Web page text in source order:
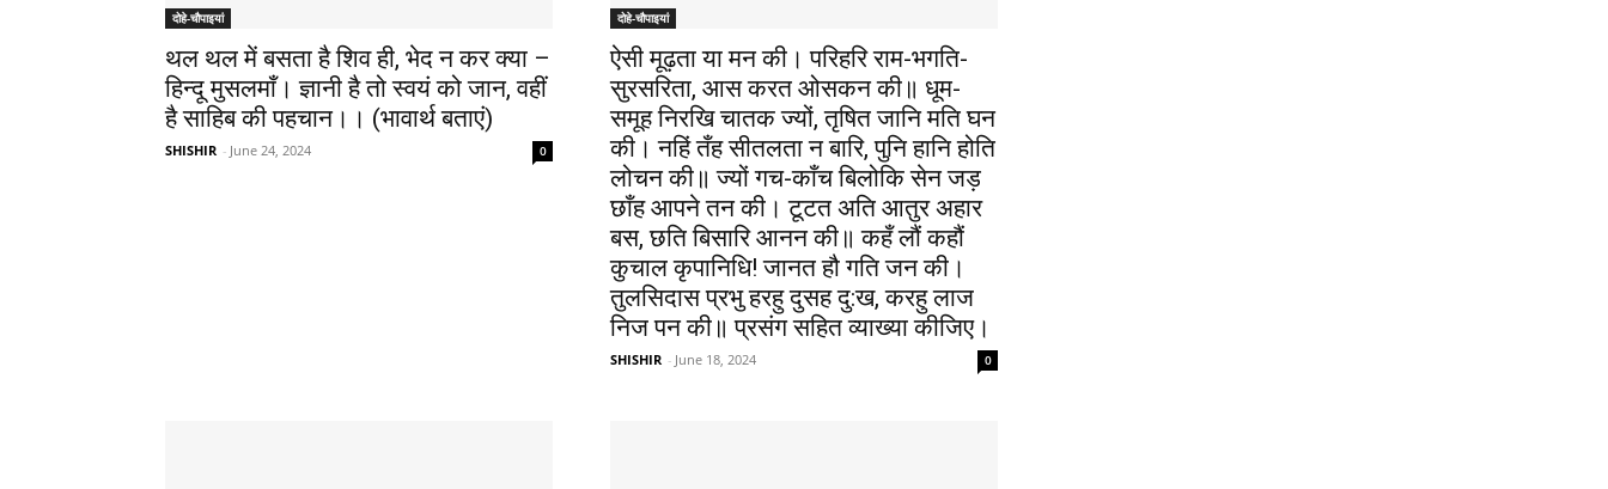
दोहे-चौपाइयां
थल थल में बसता है शिव ही, भेद न कर क्या –
हिन्दू मुसलमाँ। ज्ञानी है तो स्वयं को जान, वहीं
है साहिब की पहचान।। (भावार्थ बताएं)
SHISHIR - June 24, 2024 0
दोहे-चौपाइयां
ऐसी मूढ़ता या मन की। परिहरि राम-भगति-
सुरसरिता, आस करत ओसकन की॥ धूम-
समूह निरखि चातक ज्यों, तृषित जानि मति घन
की। नहिं तँह सीतलता न बारि, पुनि हानि होति
लोचन की॥ ज्यों गच-काँच बिलोकि सेन जड़
छाँह आपने तन की। टूटत अति आतुर अहार
बस, छति बिसारि आनन की॥ कहँ लौं कहौं
कुचाल कृपानिधि! जानत हौ गति जन की।
तुलसिदास प्रभु हरहु दुसह दु:ख, करहु लाज
निज पन की॥ प्रसंग सहित व्याख्या कीजिए।
SHISHIR - June 18, 2024 0